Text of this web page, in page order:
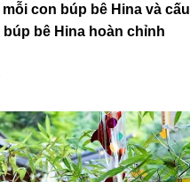
con búp bê Hina và cấu
bê Hina hoàn chỉnh